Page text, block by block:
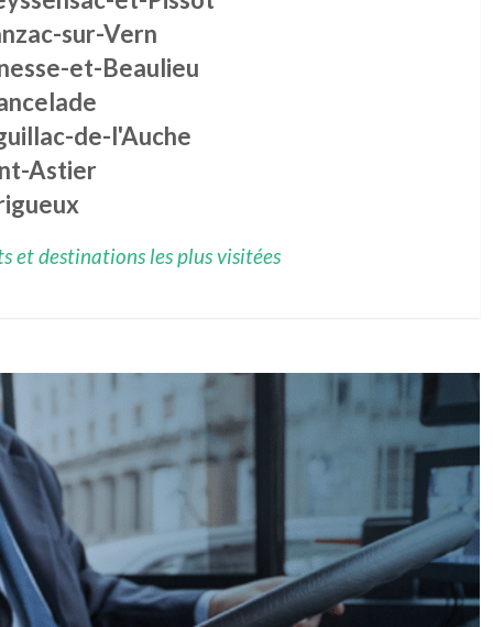
sur-Vern
et-Beaulieu
de-l'Auche
Astier
et destinations les plus visitées